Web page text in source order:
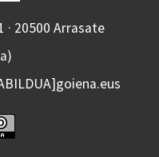
20500 Arrasate